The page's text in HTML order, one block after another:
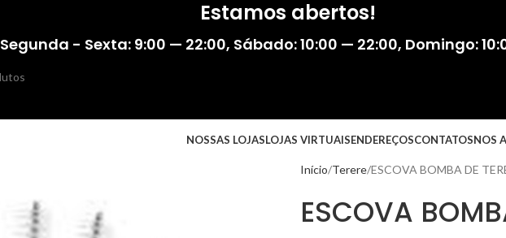
Estamos abertos!
Segunda - Sexta: 9:00 — 22:00, Sábado: 10:00 — 22:00, Domingo:
NOSSAS LOJASLOJAS VIRTUAISENDEREÇOSCONTATOSNOS
Início Terere ESCOVA BOMBA DE
ESCOVA